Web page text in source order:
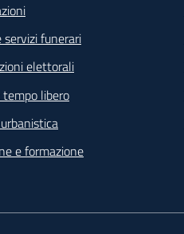
servizi funerari
elettorali
libero
e formazione